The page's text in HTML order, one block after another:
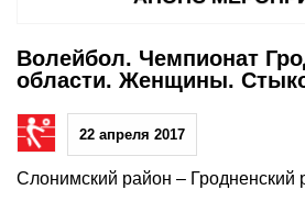
Волейбол. Чемпионат
области. Женщины.
22 апреля 2017
Слонимский район – Гродненский